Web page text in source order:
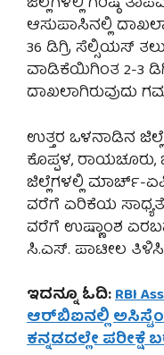
ಆಸುಪಾಸಿನಲ್ಲಿ
36 ಡಿಗ್ರಿ ಸೆಲ್ಸಿಯಸ್
ವಾಡಿಕೆಯಿಗಿಂತ 2-3
ದಾಖಲಾಗಿರುವುದು
ಉತ್ತರ ಒಳನಾಡಿನ
ಕೊಪ್ಪಳ, ರಾಯಚೂರು,
ಜಿಲ್ಲೆಗಳಲ್ಲಿ ಮಾರ್ಚ್-
ವರೆಗೆ ಏರಿಕೆಯ
ವರೆಗೆ ಉಷ್ಣಾಂಶ
ಸಿ.ಎಸ್. ಪಾಟೀಲ
ಇದನ್ನೂ ಓದಿ:RBI
ಆರ್‌ಬಿಐನಲ್ಲಿ
ಕನ್ನಡದಲ್ಲೇ